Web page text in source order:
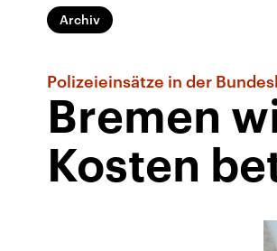
Archiv
Polizeieinsätze in der
Bremen
Kosten